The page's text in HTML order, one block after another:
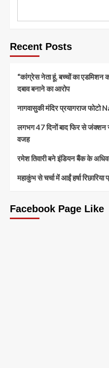
Recent Posts
“कांग्रेस नेता हूं, बच्चों का एडमिशन
दबाव बनाने का आरोप
नागवासुकी मंदिर प्रयागराज
लगभग 47 दिनों बाद फिर से जंक्शन
वजह
रमेश तिवारी बने इंडियन बैंक के
महाकुंभ से चर्चा में आईं हर्षा
Facebook Page Like